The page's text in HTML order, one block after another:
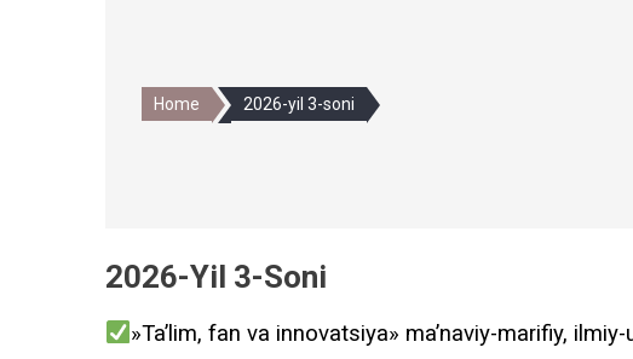
Home 2026-yil 3-soni
2026-Yil 3-Soni
»Ta’lim, fan va innovatsiya» ma’naviy-marifiy,